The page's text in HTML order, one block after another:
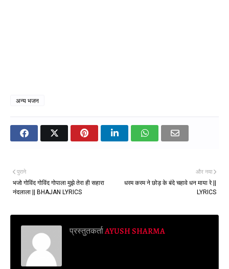
अन्य भजन
और नया
धरम करम ने छोड़ के बंदे चहावे धन माया रे ||
LYRICS
पुराने
भजो गोविंद गोविंद गोपाला मुझे तेरा ही सहारा
नंदलाला || BHAJAN LYRICS
प्रस्तुतकर्ताAYUSH SHARMA